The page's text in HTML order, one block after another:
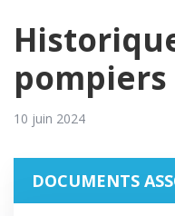
pompiers
10 juin 2024
DOCUMENTS